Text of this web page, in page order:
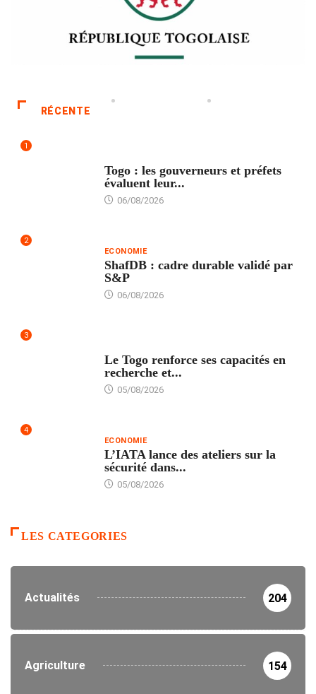
RÉCENTE
1
Togo : les gouverneurs et préfets
évaluent leur...
06/08/2026
2
ECONOMIE
ShafDB : cadre durable validé par
S&P
06/08/2026
3
Le Togo renforce ses capacités en
recherche et...
05/08/2026
4
ECONOMIE
L’IATA lance des ateliers sur la
sécurité dans...
05/08/2026
LES CATEGORIES
Actualités 204
Agriculture 154